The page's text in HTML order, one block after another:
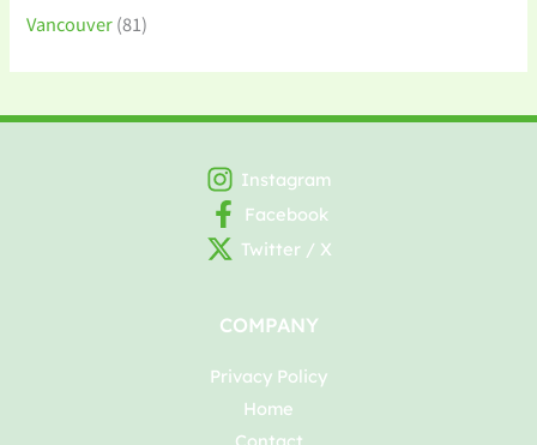
Vancouver(81)
Instagram
Facebook
Twitter / X
COMPANY
Privacy Policy
Home
Contact